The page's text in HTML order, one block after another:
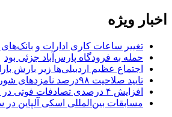
اخبار ویژه
تغییر ساعات کاری ادارات و بانک‌های
حمله به فرودگاه پارس‌‌آباد جزئی بود
اجتماع عظیم اردبیلی‌ها زیر بارش
تایید صلاحیت ۹۸درصد نامزدهای شوراهای روستای اردبیل
افزایش ۴ درصدی تصادفات فوتی در جاده‌های اردبیل
مسابقات بین‌المللی اسکی آلپاین